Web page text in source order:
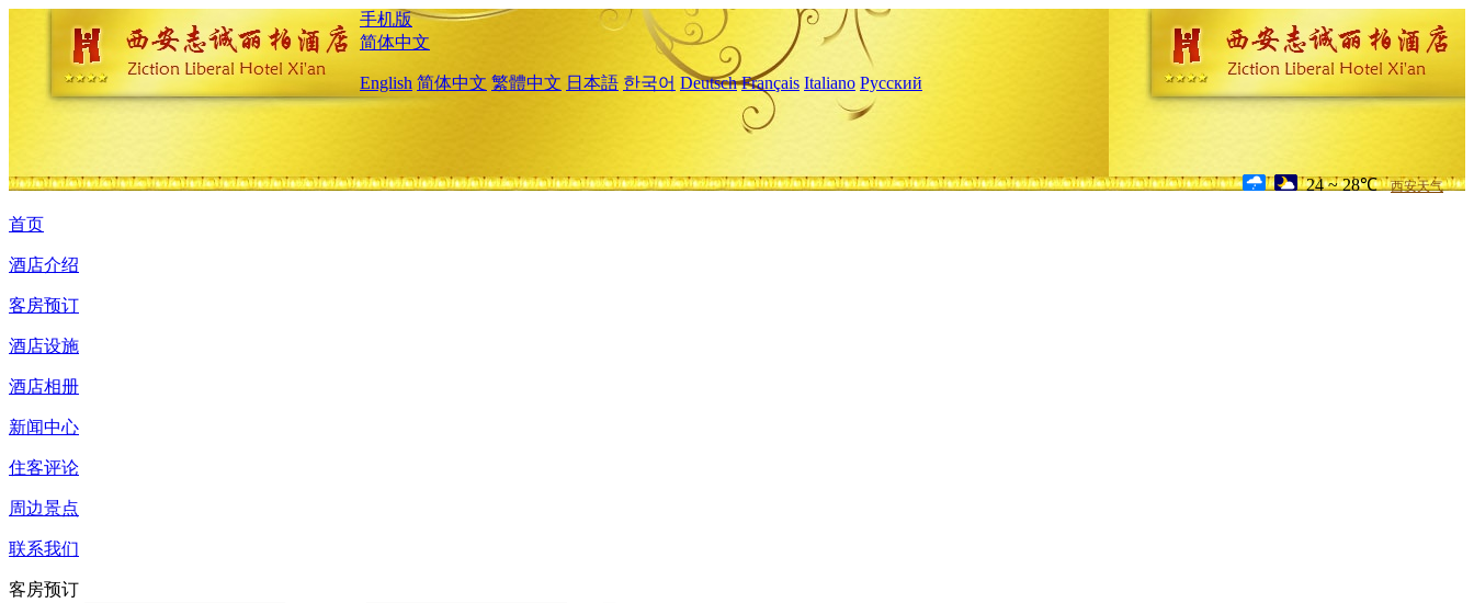
手机版
简体中文
English 简体中文 繁體中文 日本語 한국어 Deutsch Français Italiano Русский
24 ~ 28℃ 西安天气
首页
酒店介绍
客房预订
酒店设施
酒店相册
新闻中心
住客评论
周边景点
联系我们
客房预订